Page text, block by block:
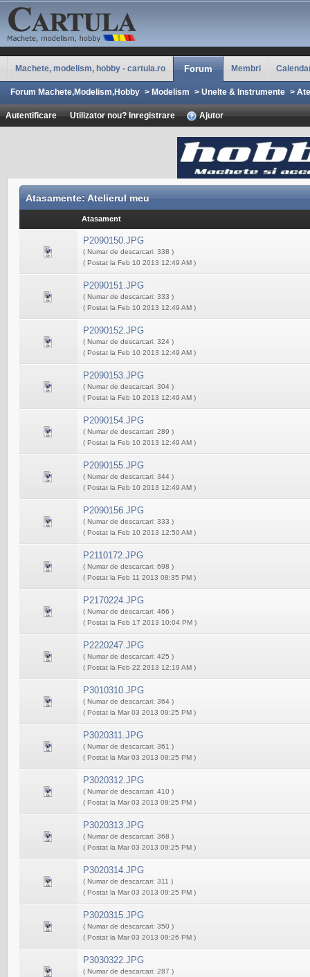
Machete, modelism, hobby - cartula.ro Forum Membri
Forum Machete,Modelism,Hobby > Modelism > Unelte & Instrumente >
Autentificare Utilizator nou? Inregistrare Ajutor
Atasamente: Atelierul meu
Atasament
P2090150.JPG
( Numar de descarcari: 338 )
( Postat la Feb 10 2013 12:49 AM )
P2090151.JPG
( Numar de descarcari: 333 )
( Postat la Feb 10 2013 12:49 AM )
P2090152.JPG
( Numar de descarcari: 324 )
( Postat la Feb 10 2013 12:49 AM )
P2090153.JPG
( Numar de descarcari: 304 )
( Postat la Feb 10 2013 12:49 AM )
P2090154.JPG
( Numar de descarcari: 289 )
( Postat la Feb 10 2013 12:49 AM )
P2090155.JPG
( Numar de descarcari: 344 )
( Postat la Feb 10 2013 12:49 AM )
P2090156.JPG
( Numar de descarcari: 333 )
( Postat la Feb 10 2013 12:50 AM )
P2110172.JPG
( Numar de descarcari: 698 )
( Postat la Feb 11 2013 08:35 PM )
P2170224.JPG
( Numar de descarcari: 466 )
( Postat la Feb 17 2013 10:04 PM )
P2220247.JPG
( Numar de descarcari: 425 )
( Postat la Feb 22 2013 12:19 AM )
P3010310.JPG
( Numar de descarcari: 364 )
( Postat la Mar 03 2013 09:25 PM )
P3020311.JPG
( Numar de descarcari: 361 )
( Postat la Mar 03 2013 09:25 PM )
P3020312.JPG
( Numar de descarcari: 410 )
( Postat la Mar 03 2013 09:25 PM )
P3020313.JPG
( Numar de descarcari: 368 )
( Postat la Mar 03 2013 09:25 PM )
P3020314.JPG
( Numar de descarcari: 311 )
( Postat la Mar 03 2013 09:25 PM )
P3020315.JPG
( Numar de descarcari: 350 )
( Postat la Mar 03 2013 09:26 PM )
P3030322.JPG
( Numar de descarcari: 287 )